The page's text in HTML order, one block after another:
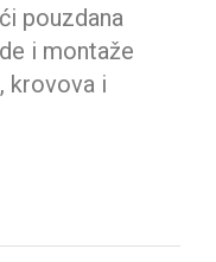
pouzdana
i montaže
krovova i